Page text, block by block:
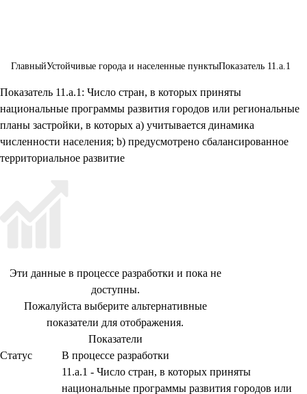
ГлавныйУстойчивые города и населенные пунктыПоказатель 11.a.1
Показатель 11.a.1: Число стран, в которых приняты
национальные программы развития городов или региональные
планы застройки, в которых a) учитывается динамика
численности населения; b) предусмотрено сбалансированное
территориальное развитие
Эти данные в процессе разработки и пока не
доступны.
Пожалуйста выберите альтернативные
показатели для отображения.
Показатели
Статус
В процессе разработки
11.a.1 - Число стран, в которых приняты
национальные программы развития городов или